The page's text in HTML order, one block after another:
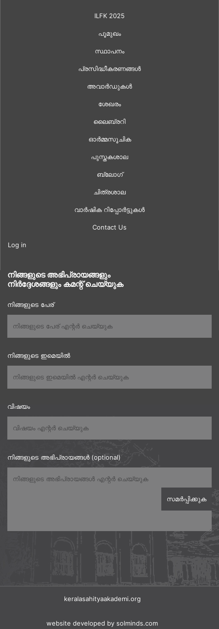
ILFK 2025
പൂമുഖം
സ്ഥാപനം
പ്രസിദ്ധീകരണങ്ങൾ
അവാർഡുകൾ
ശേഖരം
ലൈബ്രറി
ഓർമ്മസൂചിക
പുസ്തകശാല
ബ്ലോഗ്
ചിത്രശാല
വാർഷിക റിപ്പോർട്ടുകൾ
Contact Us
Log in
നിങ്ങളുടെ അഭിപ്രായങ്ങളും
നിർദ്ദേശങ്ങളും കമന്റ് ചെയ്യുക
നിങ്ങളുടെ പേര്
നിങ്ങളുടെ ഇമെയിൽ
വിഷയം
നിങ്ങളുടെ അഭിപ്രായങ്ങൾ (optional)
keralasahityaakademi.org
website developed by solminds.com